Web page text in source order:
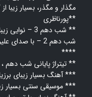
مگذار و مگذر، بسیار
پورناظری**
شب دهم 3 – نوایی زیبا از سریال شب دهم **
شب دهم 2 – با
****
تیتراژ پایانی شب دهم ، علیرضا قربانی **
آهنگ بسیار زیبای برزیلی ***
موسیقی سنتی بسیار زیبایی با نوای نی ***